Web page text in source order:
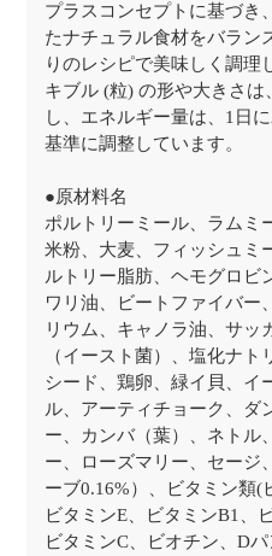
プラスコンセプトに基づき
たナチュラル食材をバラン
りのレシピで美味しく調理
キブル (粒) の形や大きさ
し、エネルギー量は、1日
基準に調整しています。
●原材料名
ポルトリーミール、ラムミ
米粉、大麦、フィッシュミ
ルトリー脂肪、ヘモグロビ
ワリ油、ビートファイバー
リウム、キャノラ油、サッ
（イースト菌）、塩化ナ
シード、鶏卵、緑イ貝、イ
ル、アーティチョーク、ダ
ー、カンバ（葉）、ネトル
ー、ローズマリー、セージ
ーブ0.16%）、ビタミン類(
ビタミンE、ビタミンB1、
ビタミンC、ビオチン、D